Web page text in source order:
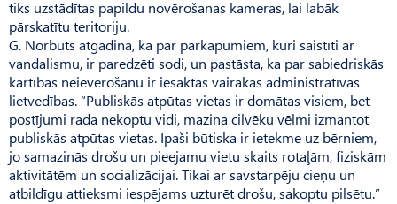
tiks uzstādītas papildu novērošanas kameras, lai labāk
pārskatītu teritoriju.
G. Norbuts atgādina, ka par pārkāpumiem, kuri saistīti ar
vandalismu, ir paredzēti sodi, un pastāsta, ka par sabiedriskās
kārtības neievērošanu ir iesāktas vairākas administratīvās
lietvedības. “Publiskās atpūtas vietas ir domātas visiem, bet
postījumi rada nekoptu vidi, mazina cilvēku vēlmi izmantot
publiskās atpūtas vietas. Īpaši būtiska ir ietekme uz bērniem,
jo samazinās drošu un pieejamu vietu skaits rotaļām, fiziskām
aktivitātēm un socializācijai. Tikai ar savstarpēju cieņu un
atbildīgu attieksmi iespējams uzturēt drošu, sakoptu pilsētu.”